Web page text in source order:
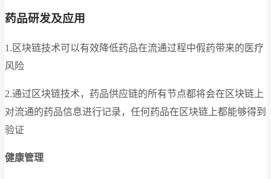
药品研发及应用
1.区块链技术可以有效降低药品在流通过程中假药带来的医疗
风险
2.通过区块链技术，药品供应链的所有节点都将会在区块链上
对流通的药品信息进行记录，任何药品在区块链上都能够得到
验证
健康管理